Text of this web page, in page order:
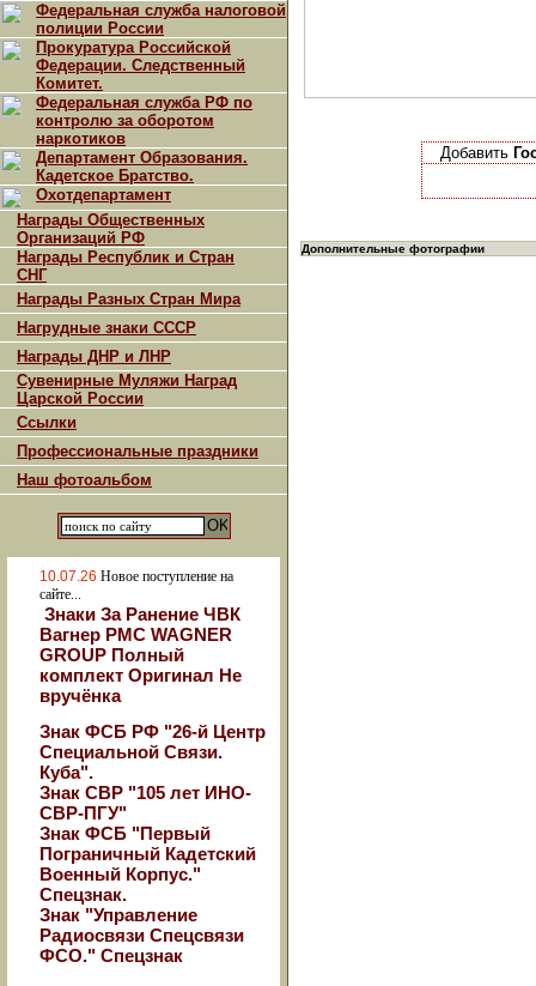
Федеральная служба налоговой
полиции России
Прокуратура Российской
Федерации. Следственный
Комитет.
Федеральная служба РФ по
контролю за оборотом
наркотиков
Департамент Образования.
Кадетское Братство.
Охотдепартамент
Награды Общественных
Организаций РФ
Награды Республик и Стран
СНГ
Награды Разных Стран Мира
Нагрудные знаки СССР
Награды ДНР и ЛНР
Сувенирные Муляжи Наград
Царской России
Ссылки
Профессиональные праздники
Наш фотоальбом
10.07.26 Новое поступление на
сайте...
Знаки За Ранение ЧВК
Вагнер РМС WAGNER
GROUP Полный
комплект Оригинал Не
вручёнка
Знак ФСБ РФ "26-й Центр
Специальной Связи.
Куба".
Знак СВР "105 лет ИНО-
СВР-ПГУ"
Знак ФСБ "Первый
Пограничный Кадетский
Военный Корпус."
Спецзнак.
Знак "Управление
Радиосвязи Спецсвязи
ФСО." Спецзнак
Добавить
Дополнительные фотографии